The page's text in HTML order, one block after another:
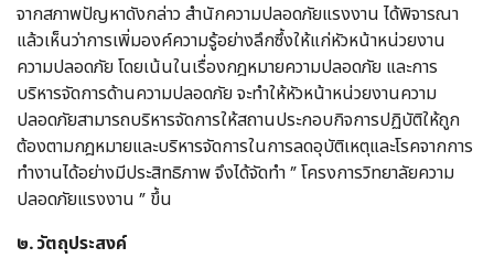
จากสภาพปัญหาดังกล่าว สำนักความปลอดภัยแรงงาน ได้พิจารณา
แล้วเห็นว่าการเพิ่มองค์ความรู้อย่างลึกซึ้งให้แก่หัวหน้าหน่วยงาน
ความปลอดภัย โดยเน้นในเรื่องกฎหมายความปลอดภัย และการ
บริหารจัดการด้านความปลอดภัย จะทำให้หัวหน้าหน่วยงานความ
ปลอดภัยสามารถบริหารจัดการให้สถานประกอบกิจการปฏิบัติให้ถูก
ต้องตามกฎหมายและบริหารจัดการในการลดอุบัติเหตุและโรคจากการ
ทำงานได้อย่างมีประสิทธิภาพ จึงได้จัดทำ ” โครงการวิทยาลัยความ
ปลอดภัยแรงงาน ” ขึ้น
๒. วัตถุประสงค์